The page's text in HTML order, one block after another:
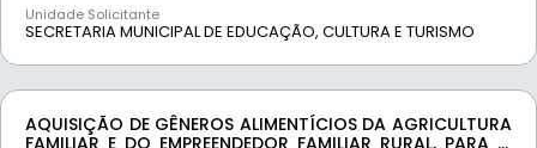
Unidade Solicitante
SECRETARIA MUNICIPAL DE EDUCAÇÃO, CULTURA E TURISMO
AQUISIÇÃO DE GÊNEROS ALIMENTÍCIOS DA AGRICULTURA